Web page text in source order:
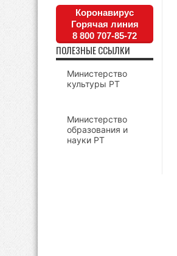
Коронавирус
Горячая линия
8 800 707-85-72
ПОЛЕЗНЫЕ ССЫЛКИ
Министерство
культуры РТ
Министерство
образования и
науки РТ